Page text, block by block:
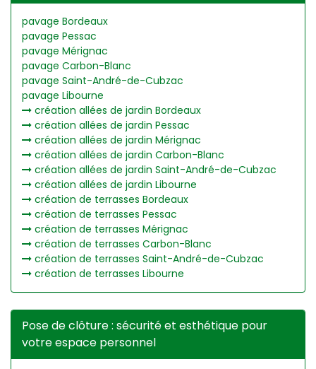
pavage Bordeaux
pavage Pessac
pavage Mérignac
pavage Carbon-Blanc
pavage Saint-André-de-Cubzac
pavage Libourne
création allées de jardin Bordeaux
création allées de jardin Pessac
création allées de jardin Mérignac
création allées de jardin Carbon-Blanc
création allées de jardin Saint-André-de-Cubzac
création allées de jardin Libourne
création de terrasses Bordeaux
création de terrasses Pessac
création de terrasses Mérignac
création de terrasses Carbon-Blanc
création de terrasses Saint-André-de-Cubzac
création de terrasses Libourne
Pose de clôture : sécurité et esthétique pour
votre espace personnel